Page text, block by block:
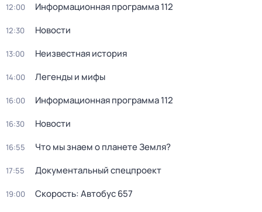
12:00 Информационная программа 112
12:30 Новости
13:00 Неизвестная история
14:00 Легенды и мифы
16:00 Информационная программа 112
16:30 Новости
16:55 Что мы знаем о планете Земля?
17:55 Документальный спецпроект
19:00 Скорость: Автобус 657